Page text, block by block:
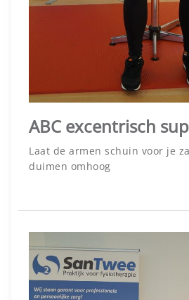
ABC excentrisch
Laat de armen schuin voor je
duimen omhoog